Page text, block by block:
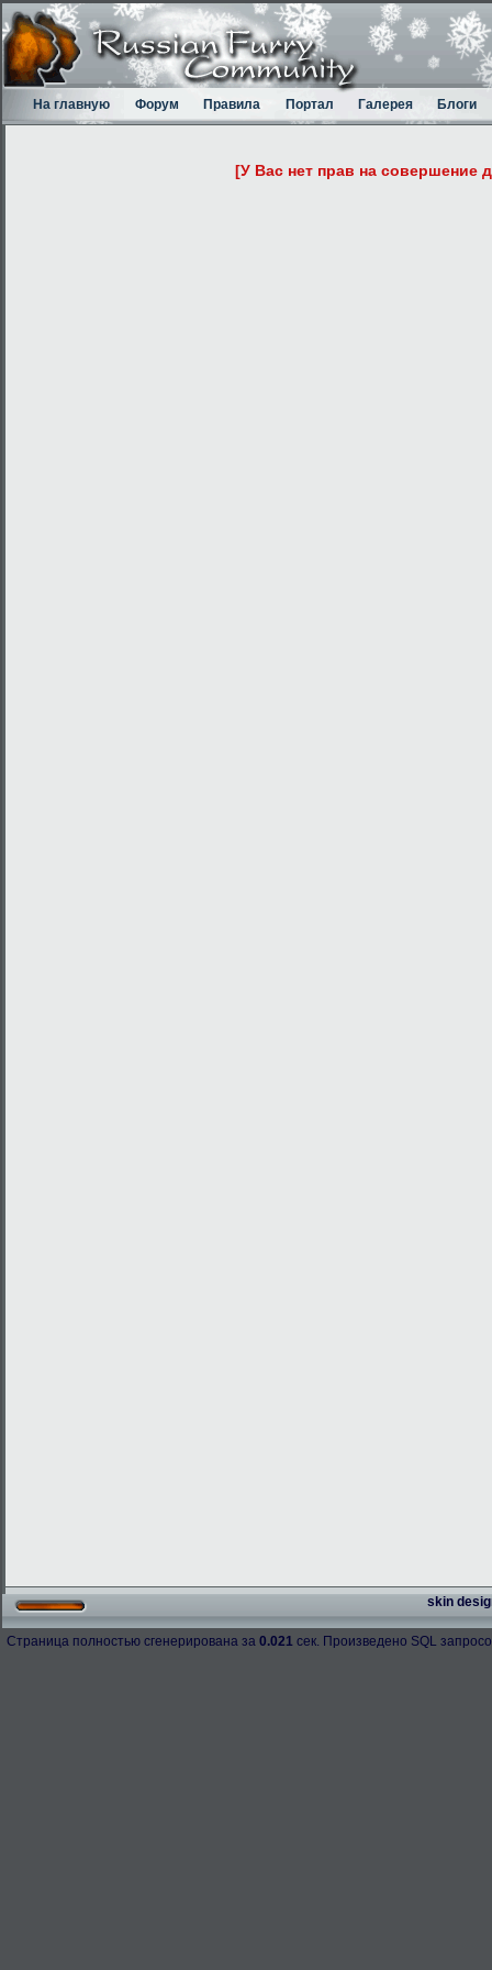
На главную Форум Правила Портал Галерея Блоги
[У Вас нет прав на совершение
skin
Страница полностью сгенерирована за 0.021 сек. Произведено SQL